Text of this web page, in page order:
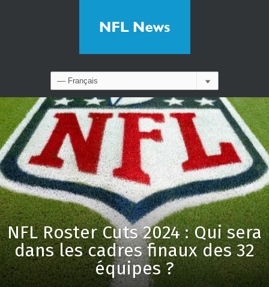
NFL Roster Cuts 2024 : Qui sera
dans les cadres finaux des 32
équipes ?